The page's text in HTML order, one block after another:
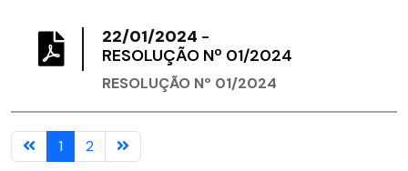
22/01/2024 -
​RESOLUÇÃO Nº 01/2024
RESOLUÇÃO Nº 01/2024
1 2